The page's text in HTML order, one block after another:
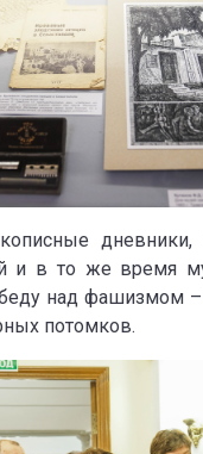
в то же время
над фашизмом –
потомков.